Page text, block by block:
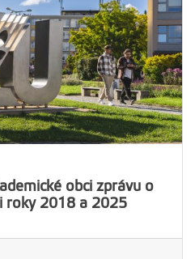
obci zprávu o
roky 2018 a 2025